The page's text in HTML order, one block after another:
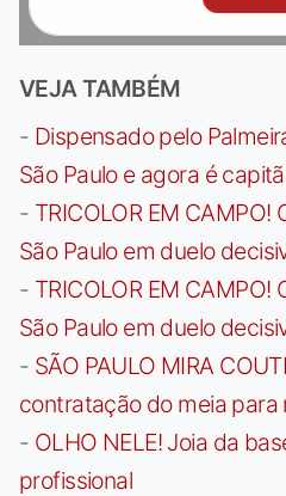
VEJA TAMBÉM
- Dispensado pelo
São Paulo e agora é
- TRICOLOR EM CAMPO!
São Paulo em duelo
- TRICOLOR EM CAMPO!
São Paulo em duelo
- SÃO PAULO MIRA
contratação do meia
- OLHO NELE! Joia da
profissional